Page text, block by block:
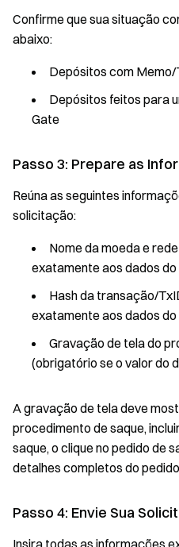
Confirme que sua situação
abaixo:
Depósitos com
Depósitos feitos para
Gate
Passo 3: Prepare as
Reúna as seguintes
solicitação:
Nome da moeda e
exatamente aos dados
Hash da transação/
exatamente aos dados
Gravação de tela do
(obrigatório se o valor do
A gravação de tela deve
procedimento de saque,
saque, o clique no pedido de
detalhes completos do
Passo 4: Envie Sua